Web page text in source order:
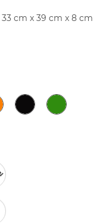
33 cm x 39 cm x 8 cm